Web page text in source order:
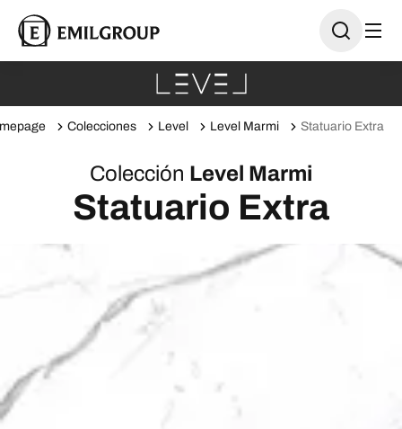
Colecciones Level Level Marmi Statuario Extra
Colección Level Marmi
Statuario Extra